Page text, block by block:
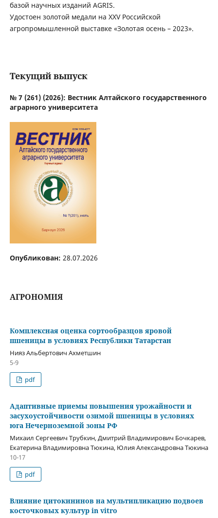
базой научных изданий AGRIS.
Удостоен золотой медали на XXV Российской
агропромышленной выставке «Золотая осень – 2023».
Текущий выпуск
№ 7 (261) (2026): Вестник Алтайского государственного
аграрного университета
Опубликован: 28.07.2026
АГРОНОМИЯ
Комплексная оценка сортообразцов яровой
пшеницы в условиях Республики Татарстан
Нияз Альбертович Ахметшин
5-9
pdf
Адаптивные приемы повышения урожайности и
засухоустойчивости озимой пшеницы в условиях
юга Нечерноземной зоны РФ
Михаил Сергеевич Трубкин, Дмитрий Владимирович Бочкарев,
Екатерина Владимировна Тюкина, Юлия Александровна Тюкина
10-17
pdf
Влияние цитокининов на мультипликацию подвоев
косточковых культур in vitro